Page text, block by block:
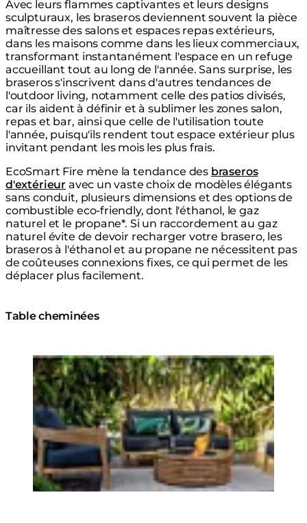
Avec leurs flammes captivantes et leurs designs
sculpturaux, les braseros deviennent souvent la pièce
maîtresse des salons et espaces repas extérieurs,
dans les maisons comme dans les lieux commerciaux,
transformant instantanément l'espace en un refuge
accueillant tout au long de l'année. Sans surprise, les
braseros s'inscrivent dans d'autres tendances de
l'outdoor living, notamment celle des patios divisés,
car ils aident à définir et à sublimer les zones salon,
repas et bar, ainsi que celle de l'utilisation toute
l'année, puisqu'ils rendent tout espace extérieur plus
invitant pendant les mois les plus frais.
EcoSmart Fire mène la tendance des braseros
d'extérieur avec un vaste choix de modèles élégants
sans conduit, plusieurs dimensions et des options de
combustible eco-friendly, dont l'éthanol, le gaz
naturel et le propane*. Si un raccordement au gaz
naturel évite de devoir recharger votre brasero, les
braseros à l'éthanol et au propane ne nécessitent pas
de coûteuses connexions fixes, ce qui permet de les
déplacer plus facilement.
Table cheminées
Loading image...